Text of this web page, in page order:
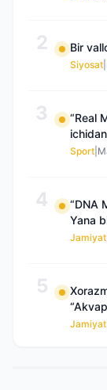
2 Bir
Siyosat
3
“Real
Sport
4
“DNA
Yana
Jamiyat
5
Jamiyat